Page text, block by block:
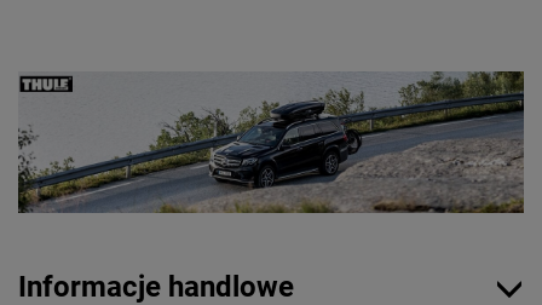
Informacje handlowe